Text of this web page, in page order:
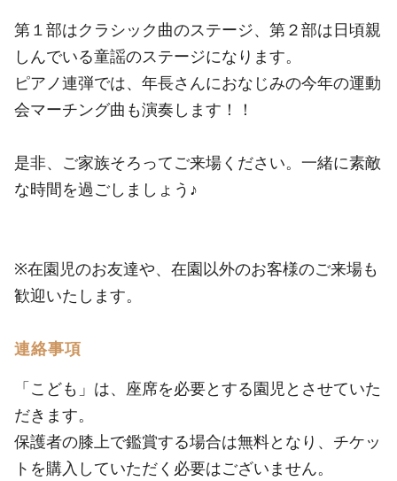
第１部はクラシック曲のステージ、第２部は日頃親
しんでいる童謡のステージになります。
ピアノ連弾では、年長さんにおなじみの今年の運動
会マーチング曲も演奏します！！
是非、ご家族そろってご来場ください。一緒に素敵
な時間を過ごしましょう♪
※在園児のお友達や、在園以外のお客様のご来場も
歓迎いたします。
連絡事項
「こども」は、座席を必要とする園児とさせていた
だきます。
保護者の膝上で鑑賞する場合は無料となり、チケッ
トを購入していただく必要はございません。